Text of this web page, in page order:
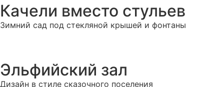
Качели вместо стульев
Зимний сад под стекляной крышей и фонтаны
Эльфийский зал
Дизайн в стиле сказочного поселения